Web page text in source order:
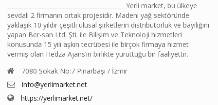
________________________________________ Yerli market, bu ülkeye
sevdalı 2 firmanın ortak projesidir. Madeni yağ sektöründe
yaklaşık 10 yıldır çeşitli ulusal şirketlerin distribütörlük ve bayiliğini
yapan Ber-san Ltd. Şti. ile Bilişim ve Teknoloji hizmetleri
konusunda 15 yılı aşkın tecrübesi ile birçok firmaya hizmet
vermiş olan Hedza Ajans’ın birlikte yürüttüğü bir faaliyettir.
7080 Sokak No:7 Pınarbaşı / İzmir
info@yerlimarket.net
https://yerlimarket.net/